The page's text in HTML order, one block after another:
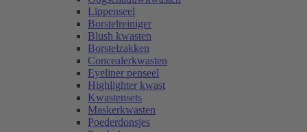
Lippenseel
Borstelreiniger
Blush kwasten
Borstelzakken
Concealerkwasten
Eyeliner penseel
Highlighter kwast
Kwastensets
Maskerkwasten
Poederdonsjes